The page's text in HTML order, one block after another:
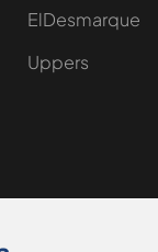
ElDesmarque
Uppers